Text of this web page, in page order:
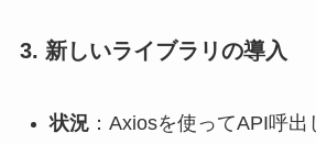
3. 新しいライブラリの導入
状況：Axiosを使ってAPI呼出